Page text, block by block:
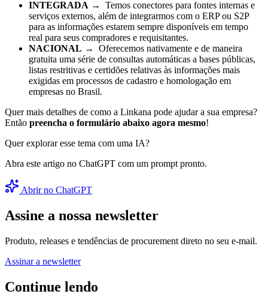
INTEGRADA → Temos conectores para fontes internas e
serviços externos, além de integrarmos com o ERP ou S2P
para as informações estarem sempre disponíveis em tempo
real para seus compradores e requisitantes.
NACIONAL → Oferecemos nativamente e de maneira
gratuita uma série de consultas automáticas a bases públicas,
listas restritivas e certidões relativas às informações mais
exigidas em processos de cadastro e homologação em
empresas no Brasil.
Quer mais detalhes de como a Linkana pode ajudar a sua empresa?
Então preencha o formulário abaixo agora mesmo!
Quer explorar esse tema com uma IA?
Abra este artigo no ChatGPT com um prompt pronto.
Abrir no ChatGPT
Assine a nossa newsletter
Produto, releases e tendências de procurement direto no seu e-mail.
Assinar a newsletter
Continue lendo